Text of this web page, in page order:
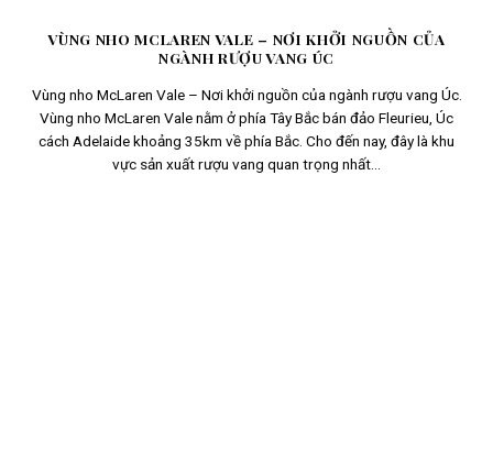
VÙNG NHO MCLAREN VALE – NƠI KHỞI NGUỒN CỦA
NGÀNH RƯỢU VANG ÚC
Vùng nho McLaren Vale – Nơi khởi nguồn của ngành rượu vang Úc.
Vùng nho McLaren Vale nằm ở phía Tây Bắc bán đảo Fleurieu, Úc
cách Adelaide khoảng 35km về phía Bắc. Cho đến nay, đây là khu
vực sản xuất rượu vang quan trọng nhất...